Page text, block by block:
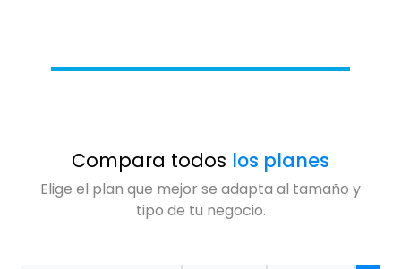
Compara todos los planes
Elige el plan que mejor se adapta al tamaño y
tipo de tu negocio.